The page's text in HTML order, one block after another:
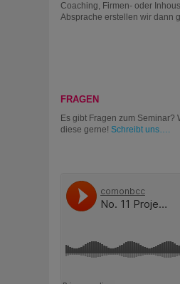
Coaching, Firmen- oder
Absprache erstellen wir dann
FRAGEN
Es gibt Fragen zum Seminar?
diese gerne! Schreibt uns….